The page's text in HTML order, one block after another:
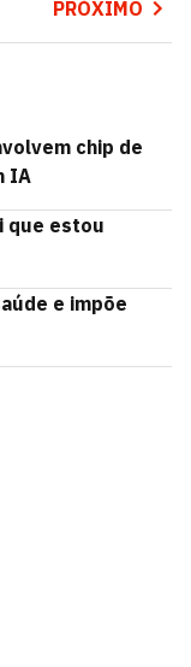
PRÓXIMO
chip de
IA
que estou
e impõe